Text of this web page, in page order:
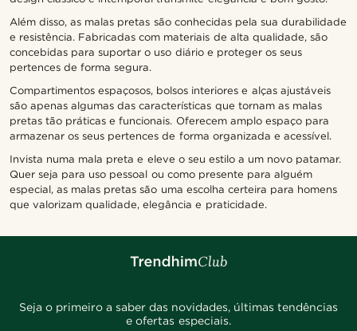
Além disso, as malas pretas são conhecidas pela sua durabilidade
e resistência. Fabricadas com materiais de alta qualidade, são
concebidas para suportar o uso diário e proteger os seus
pertences de forma segura.
Compartimentos espaçosos, bolsos interiores e alças ajustáveis
são apenas algumas das características que tornam as malas
pretas tão práticas e funcionais. Oferecem amplo espaço para
armazenar os seus pertences de forma organizada e acessível.
Invista numa mala preta e eleve o seu estilo a um novo patamar.
Quer seja para uso pessoal ou como presente para alguém
especial, as malas pretas são uma escolha certeira para homens
que valorizam qualidade, elegância e praticidade.
Seja o primeiro a saber das novidades, últimas tendências
e ofertas especiais.